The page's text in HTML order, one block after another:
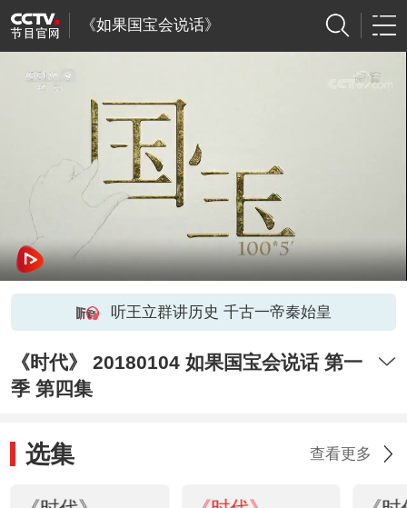
《如果国宝会说话》
听王立群讲历史 千古一帝秦始皇
《时代》 20180104 如果国宝会说话 第一
季 第四集
选集 查看更多